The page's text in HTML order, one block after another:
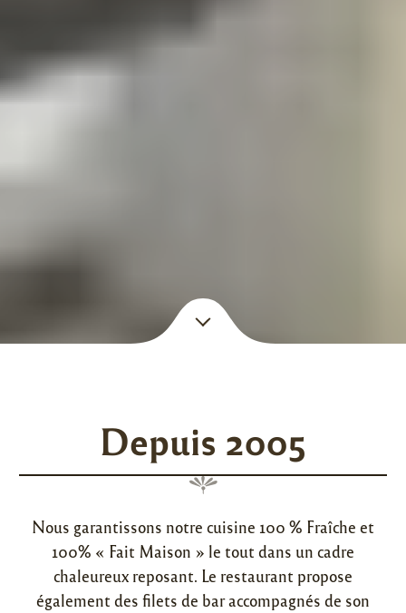
Depuis 2005
Nous garantissons notre cuisine 100 % Fraîche et
100% « Fait Maison » le tout dans un cadre
chaleureux reposant. Le restaurant propose
également des filets de bar accompagnés de son